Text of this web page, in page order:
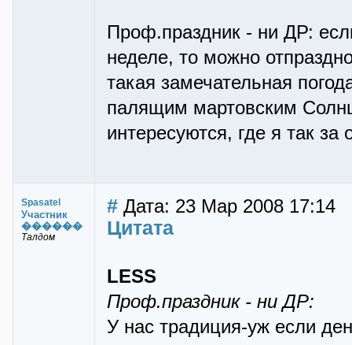
Проф.праздник - ни ДР:
неделе, то можно
такая замечательная
палящим мартовским
интересуются, где я так за
Spasatel
Участник
������
Талдом
# Дата: 23 Мар 2008 17:14
Цитата
LESS
Проф.праздник - ни ДР:
У нас традиция-уж если